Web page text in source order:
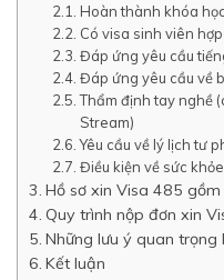
Hoàn thành khóa
Có visa sinh viên
Đáp ứng yêu cầu
Đáp ứng yêu cầu về
Thẩm định tay nghề
Stream)
Yêu cầu về lý lịch tư
Điều kiện về sức khỏe
Hồ sơ xin Visa 485 gồm
Quy trình nộp đơn xin
Những lưu ý quan trọng
Kết luận